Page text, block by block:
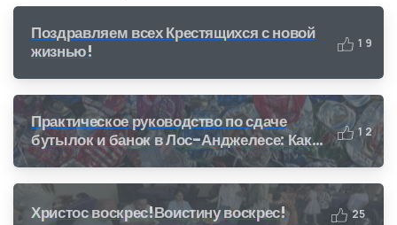
Поздравляем всех Крестящихся с новой
жизнью!
1 9
Практическое руководство по сдаче
бутылок и банок в Лос-Анджелесе: Как
получить деньги за переработку (CRV)
1 2
Христос воскрес!Воистину воскрес! 25